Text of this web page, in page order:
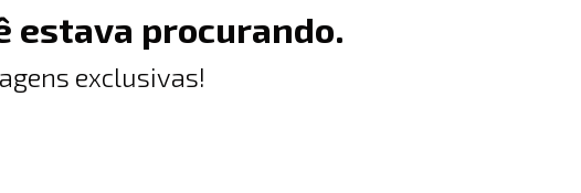
estava procurando.
exclusivas!